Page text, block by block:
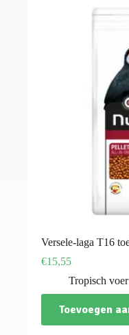
Versele-laga T16
€15,55
Tropisch voer
Toevoegen